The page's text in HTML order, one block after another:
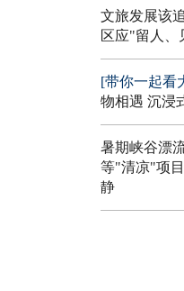
文旅发展该
区应"留人、
[带你一起看
物相遇 沉浸
暑期峡谷漂
等"清凉"项
静